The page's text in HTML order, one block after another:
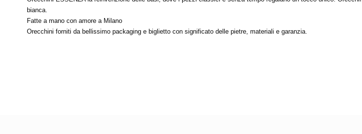
bianca.
Fatte a mano con amore a Milano
Orecchini forniti da bellissimo packaging e biglietto con significato delle pietre, materiali e garanzia.